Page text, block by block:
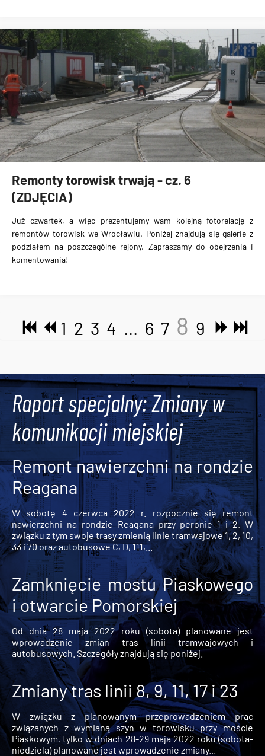
Remonty torowisk trwają - cz. 6
(ZDJĘCIA)
Już czwartek, a więc prezentujemy wam kolejną fotorelację z
remontów torowisk we Wrocławiu. Poniżej znajdują się galerie z
podziałem na poszczególne rejony. Zapraszamy do obejrzenia i
komentowania!
1 2 3 4 ... 6 7 8 9
Raport specjalny: Zmiany w
komunikacji miejskiej
Remont nawierzchni na rondzie
Reagana
W sobotę 4 czerwca 2022 r. rozpocznie się remont
nawierzchni na rondzie Reagana przy peronie 1 i 2. W
związku z tym swoje trasy zmienią linie tramwajowe 1, 2, 10,
33 i 70 oraz autobusowe C, D, 111,...
Zamknięcie mostu Piaskowego
i otwarcie Pomorskiej
Od dnia 28 maja 2022 roku (sobota) planowane jest
wprowadzenie zmian tras linii tramwajowych i
autobusowych. Szczegóły znajdują się poniżej.
Zmiany tras linii 8, 9, 11, 17 i 23
W związku z planowanym przeprowadzeniem prac
związanych z wymianą szyn w torowisku przy moście
Piaskowym, tylko w dniach 28-29 maja 2022 roku (sobota-
niedziela) planowane jest wprowadzenie zmiany...